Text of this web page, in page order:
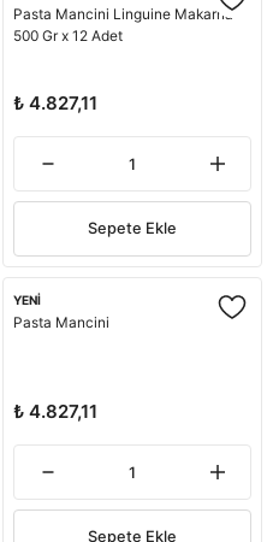
Pasta Mancini Linguine Makarna
500 Gr x 12 Adet
₺ 4.827,11
Sepete Ekle
YENİ
Pasta Mancini
₺ 4.827,11
Sepete Ekle